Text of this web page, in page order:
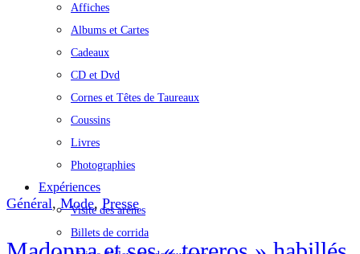
Affiches
Albums et Cartes
Cadeaux
CD et Dvd
Cornes et Têtes de Taureaux
Coussins
Livres
Photographies
Expériences
Visite des arènes
Billets de corrida
Général,Mode, Presse